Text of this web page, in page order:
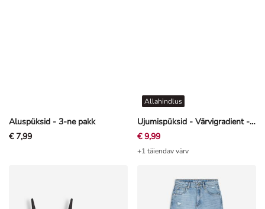
Aluspüksid - 3-ne pakk
€ 7,99
Ujumispüksid - Värvigradient - tumesinine
Allahindlus
€ 9,99
+1 täiendav värv